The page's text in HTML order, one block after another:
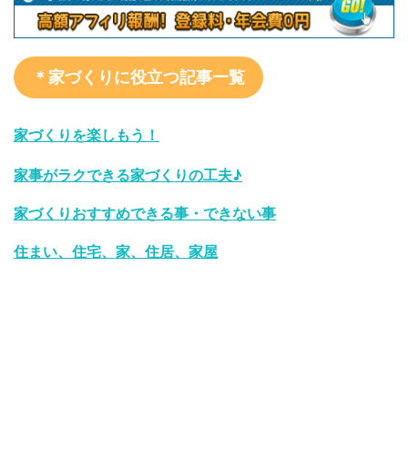
＊家づくりに役立つ記事一覧
家づくりを楽しもう！
家事がラクできる家づくりの工夫♪
家づくりおすすめできる事・できない事
住まい、住宅、家、住居、家屋